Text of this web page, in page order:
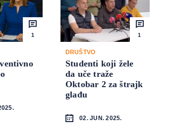
1 1
DRUŠTVO
Studenti koji žele
da uče traže
Oktobar 2 za štrajk
glađu
02. JUN. 2025.